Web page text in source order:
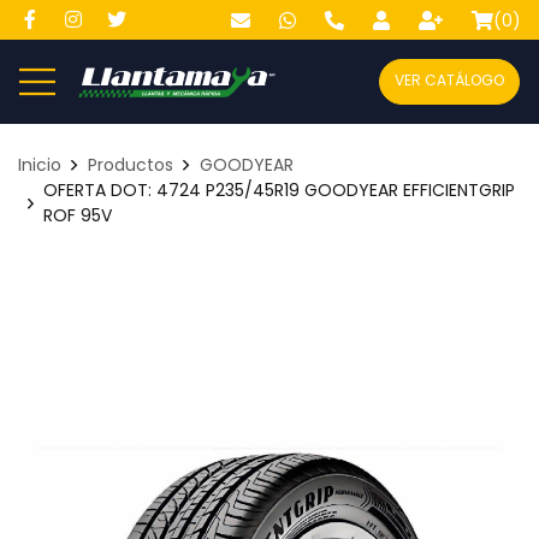
(0)
VER CATÁLOGO
Inicio Productos
GOODYEAR
OFERTA DOT: 4724 P235/45R19 GOODYEAR EFFICIENTGRIP
ROF 95V